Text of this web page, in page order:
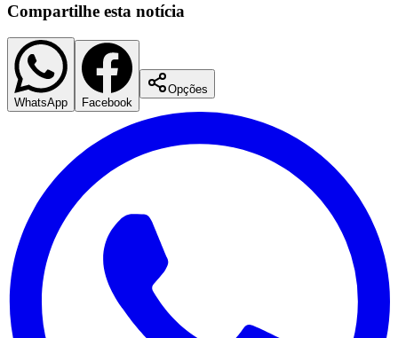
Compartilhe esta notícia
WhatsApp Facebook
Opções